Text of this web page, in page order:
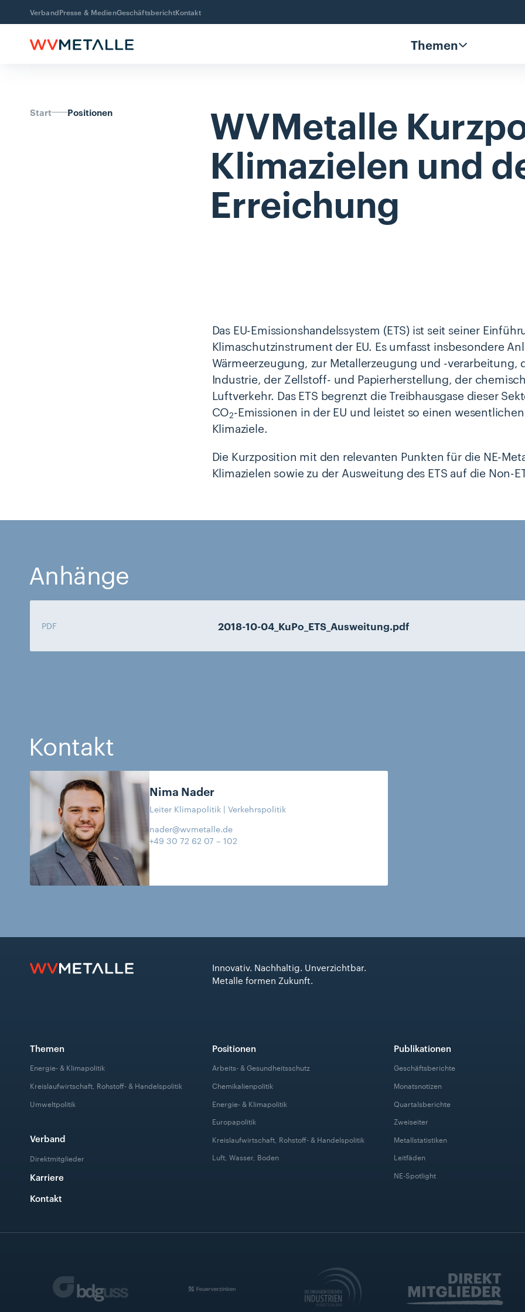
VerbandPresse & MedienGeschäftsberichtKontakt
Themen
Start Positionen WVMetalle
Klimazielen und
Erreichung
Das EU-Emissionshandelssystem (ETS) ist seit seiner
Klimaschutzinstrument der EU. Es umfasst insbesondere
Wärmeerzeugung, zur Metallerzeugung und -verarbeitung,
Industrie, der Zellstoff- und Papierherstellung, der
Luftverkehr. Das ETS begrenzt die Treibhausgase dieser
CO2-Emissionen in der EU und leistet so einen
Klimaziele.
Die Kurzposition mit den relevanten Punkten für die NE-
Klimazielen sowie zu der Ausweitung des ETS auf die Non-
Anhänge
PDF 2018-10-04_KuPo_ETS_Ausweitung.pdf
Kontakt
Nima Nader
Leiter Klimapolitik | Verkehrspolitik
nader@wvmetalle.de
+49 30 72 62 07 – 102
Innovativ. Nachhaltig. Unverzichtbar.
Metalle formen Zukunft.
Themen
Energie- & Klimapolitik
Kreislaufwirtschaft, Rohstoff- & Handelspolitik
Umweltpolitik
Verband
Direktmitglieder
Karriere
Kontakt
Positionen
Arbeits- & Gesundheitsschutz
Chemikalienpolitik
Energie- & Klimapolitik
Europapolitik
Kreislaufwirtschaft, Rohstoff- & Handelspolitik
Luft, Wasser, Boden
Publikationen
Geschäftsberichte
Monatsnotizen
Quartalsberichte
Zweiseiter
Metallstatistiken
Leitfäden
NE-Spotlight